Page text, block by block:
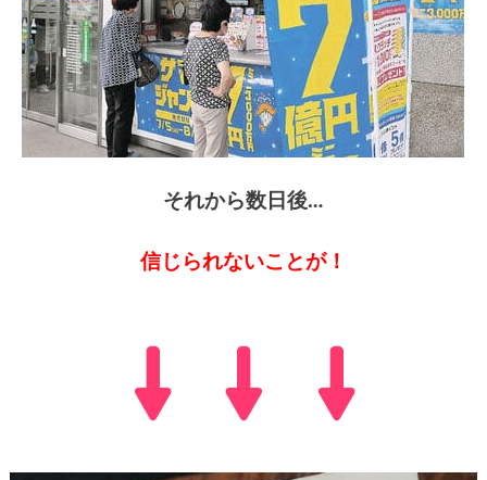
それから数日後…
信じられないことが！